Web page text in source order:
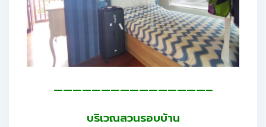
————————————————–
บริเวณสวนรอบบ้าน